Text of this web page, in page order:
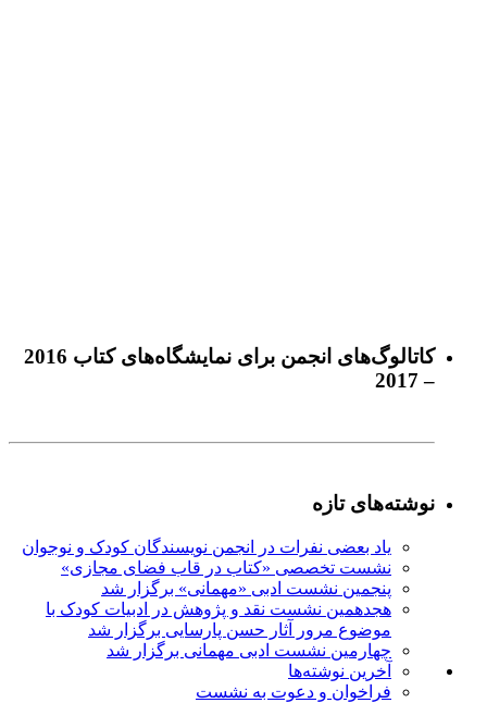
كاتالوگ‌های انجمن برای نمايشگاه‌های كتاب 2016
– 2017
نوشته‌های تازه
یاد بعضی نفرات در انجمن نویسندگان کودک و نوجوان
نشست تخصصی «کتاب در قاب فضای مجازی»
پنجمین نشست ادبی «مهمانی» برگزار شد
هجدهمین نشست نقد و پژوهش در ادبیات کودک با
موضوع مرور آثار حسن پارسایی برگزار شد
چهارمین نشست ادبی مهمانی برگزار شد
آخرين‌ نوشته‌ها
فراخوان و دعوت به نشست